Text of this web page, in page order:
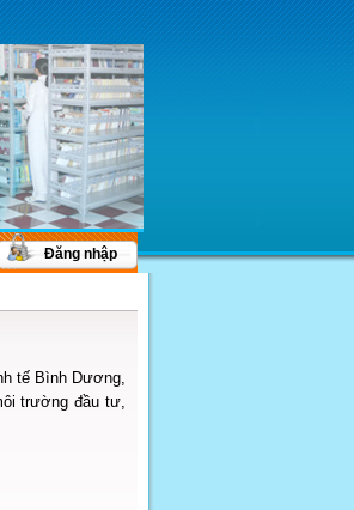
Đăng nhập
tế Bình Dương,
trường đầu tư,